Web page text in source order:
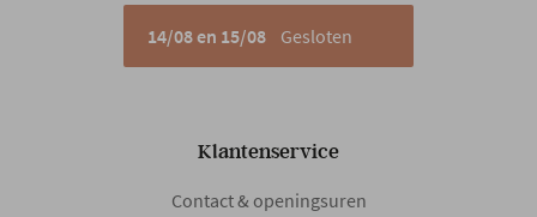
25 cm
14/08 en 15/08 Gesloten
Klantenservice
Contact & openingsuren